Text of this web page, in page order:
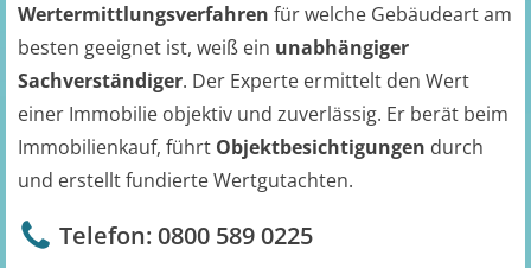
Wertermittlungsverfahren für welche Gebäudeart am
besten geeignet ist, weiß ein unabhängiger
Sachverständiger. Der Experte ermittelt den Wert
einer Immobilie objektiv und zuverlässig. Er berät beim
Immobilienkauf, führt Objektbesichtigungen durch
und erstellt fundierte Wertgutachten.
Telefon: 0800 589 0225